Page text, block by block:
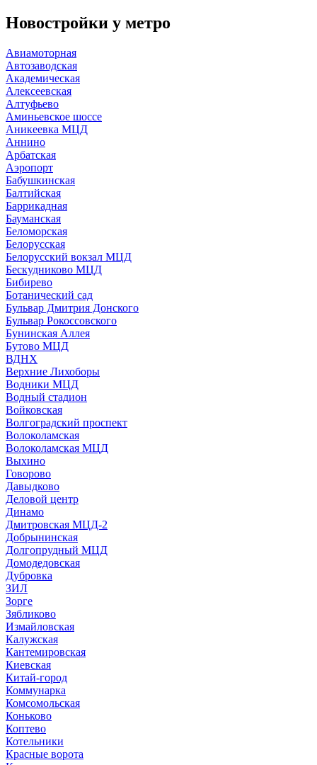
Новостройки у метро
Авиамоторная
Автозаводская
Академическая
Алексеевская
Алтуфьево
Аминьевское шоссе
Аникеевка МЦД
Аннино
Арбатская
Аэропорт
Бабушкинская
Балтийская
Баррикадная
Бауманская
Беломорская
Белорусская
Белорусский вокзал МЦД
Бескудниково МЦД
Бибирево
Ботанический сад
Бульвар Дмитрия Донского
Бульвар Рокоссовского
Бунинская Аллея
Бутово МЦД
ВДНХ
Верхние Лихоборы
Водники МЦД
Водный стадион
Войковская
Волгоградский проспект
Волоколамская
Волоколамская МЦД
Выхино
Говорово
Давыдково
Деловой центр
Динамо
Дмитровская МЦД-2
Добрынинская
Долгопрудный МЦД
Домодедовская
Дубровка
ЗИЛ
Зорге
Зябликово
Измайловская
Калужская
Кантемировская
Киевская
Китай-город
Коммунарка
Комсомольская
Коньково
Коптево
Котельники
Красные ворота